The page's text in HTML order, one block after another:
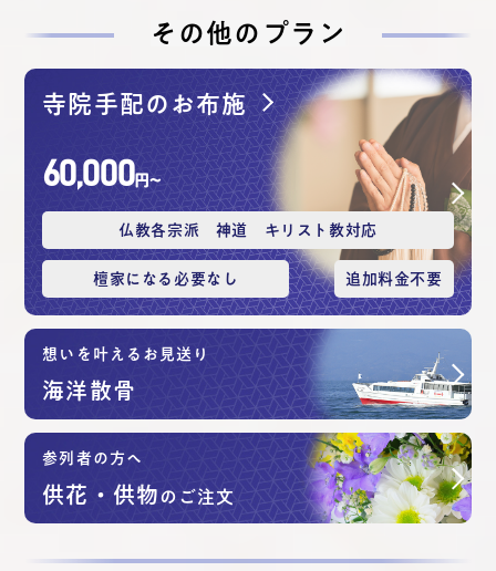
その他のプラン
寺院手配のお布施
仏教各宗派 神道 キリスト教対応
檀家になる必要なし 追加料⾦不要
60,000円〜
想いを叶えるお見送り
海洋散⾻
参列者の方へ
供花・供物のご注文